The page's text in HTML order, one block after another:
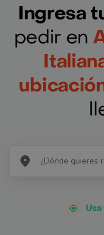
Ingresa
pedir en